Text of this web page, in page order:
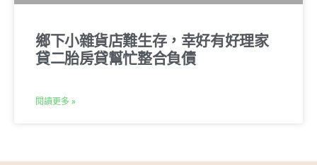
鄉下小雜貨店難生存，幸好有好理家
貸二胎房貸幫忙整合負債
閱讀更多 »